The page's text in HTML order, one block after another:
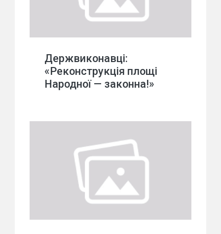
Держвиконавці:
«Реконструкція площі
Народної — законна!»